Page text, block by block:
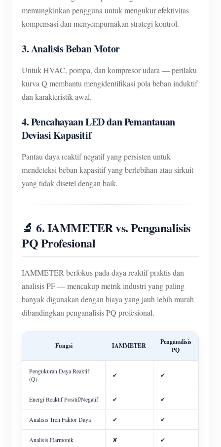
memungkinkan pengguna untuk mengukur efektivitas
kompensasi dan menyempurnakan strategi kontrol.
3. Analisis Beban Motor
Untuk HVAC, pompa, dan kompresor udara — perilaku
kurva Q membantu mengidentifikasi pola beban induktif
dan karakteristik awal.
4. Pencahayaan LED dan Pemantauan
Deviasi Kapasitif
Pantau daya reaktif negatif yang persisten untuk
mendeteksi beban kapasitif yang berlebihan atau sirkuit
yang tidak disetel dengan baik.
🔬 6. IAMMETER vs. Penganalisis
PQ Profesional
IAMMETER berfokus pada daya reaktif praktis dan
analisis PF — mencakup metrik industri yang paling
banyak digunakan dengan biaya yang jauh lebih murah
dibandingkan penganalisis PQ profesional.
Fungsi IAMMETER
Penganalisis
PQ
Pengukuran Daya Reaktif
(Q)
✔ ✔
Energi Reaktif Positif/Negatif ✔ ✔
Analisis Tren Faktor Daya ✔ ✔
Analisis Harmonik ✘ ✔